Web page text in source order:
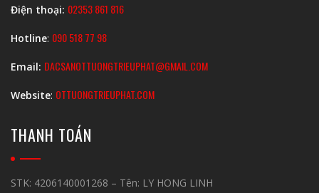
Điện thoại: 02353 861 816
Hotline: 090 518 77 98
Email: DACSANOTTUONGTRIEUPHAT@GMAIL.COM
Website: OTTUONGTRIEUPHAT.COM
THANH TOÁN
STK: 4206140001268 – Tên: LY HONG LINH